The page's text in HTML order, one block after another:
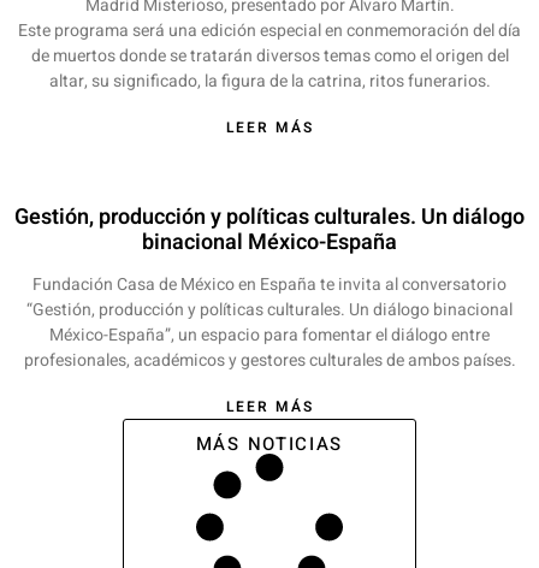
Este programa será una edición especial en conmemoración del día
de muertos donde se tratarán diversos temas como el origen del
altar, su significado, la figura de la catrina, ritos funerarios.
LEER MÁS
Gestión, producción y políticas culturales. Un diálogo
binacional México-España
Fundación Casa de México en España te invita al conversatorio
“Gestión, producción y políticas culturales. Un diálogo binacional
México-España”, un espacio para fomentar el diálogo entre
profesionales, académicos y gestores culturales de ambos países.
LEER MÁS
MÁS NOTICIAS